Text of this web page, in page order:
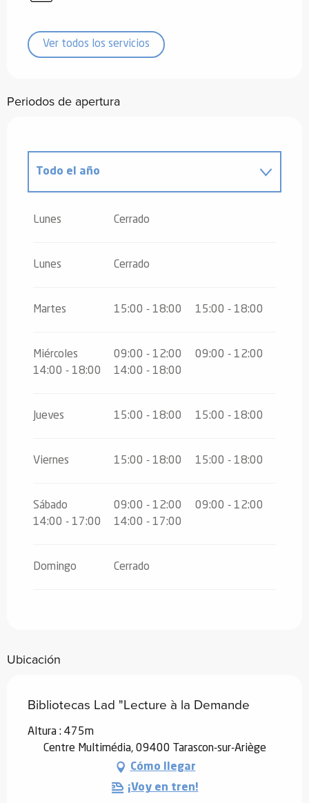
Ver todos los servicios
Periodos de apertura
Todo el año
Lunes Cerrado
Lunes Cerrado
Martes 15:00 - 18:00 15:00 - 18:00
Miércoles 09:00 - 12:00
09:00 - 12:00
14:00 - 18:00
14:00 - 18:00
Jueves 15:00 - 18:00 15:00 - 18:00
Viernes 15:00 - 18:00 15:00 - 18:00
Sábado 09:00 - 12:00
09:00 - 12:00
14:00 - 17:00
14:00 - 17:00
Domingo Cerrado
Ubicación
Bibliotecas Lad "Lecture à la Demande
Altura : 475m
Centre Multimédia, 09400 Tarascon-sur-Ariège
Cómo llegar
¡Voy en tren!